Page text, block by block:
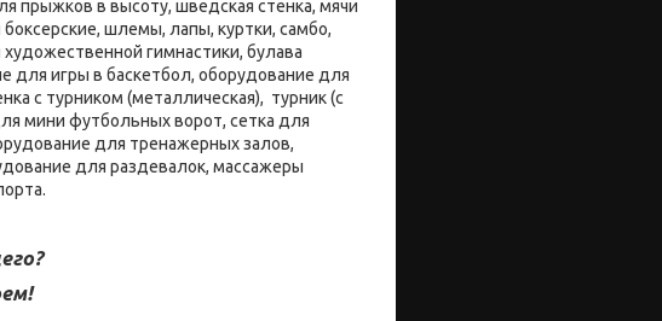
прыжков в высоту, шведская стенка, мячи
шлемы, лапы, куртки, самбо,
гимнастики, булава
для игры в баскетбол, оборудование для
с турником (металлическая), турник (с
мини футбольных ворот, сетка для
для тренажерных залов,
для раздевалок, массажеры